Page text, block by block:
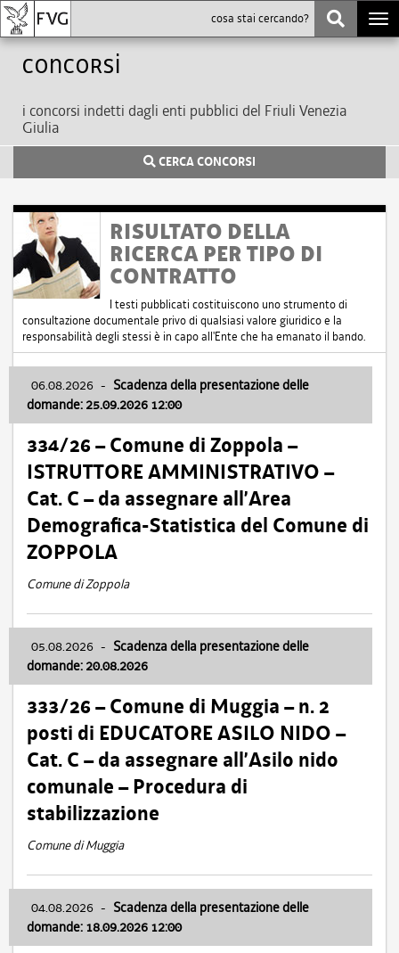
Concorsi
i concorsi indetti dagli enti pubblici del Friuli Venezia
Giulia
CERCA CONCORSI
RISULTATO DELLA
RICERCA PER TIPO DI
CONTRATTO
I testi pubblicati costituiscono uno strumento di
consultazione documentale privo di qualsiasi valore giuridico e la
responsabilità degli stessi è in capo all'Ente che ha emanato il bando.
06.08.2026 - Scadenza della presentazione delle
domande: 25.09.2026 12:00
334/26 – Comune di Zoppola –
ISTRUTTORE AMMINISTRATIVO –
Cat. C – da assegnare all’Area
Demografica-Statistica del Comune di
ZOPPOLA
Comune di Zoppola
05.08.2026 - Scadenza della presentazione delle
domande: 20.08.2026
333/26 – Comune di Muggia – n. 2
posti di EDUCATORE ASILO NIDO –
Cat. C – da assegnare all’Asilo nido
comunale – Procedura di
stabilizzazione
Comune di Muggia
04.08.2026 - Scadenza della presentazione delle
domande: 18.09.2026 12:00